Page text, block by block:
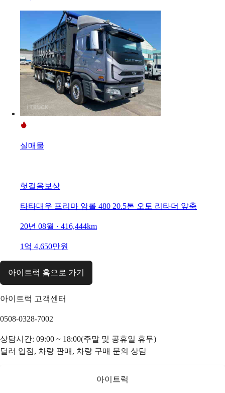
실매물
헛걸음보상
타타대우 프리마 암롤 480 20.5톤 오토 리타더 앞축
20년 08월 · 416,444km
1억 4,650만원
아이트럭 홈으로 가기
아이트럭 고객센터
0508-0328-7002
상담시간: 09:00 ~ 18:00(주말 및 공휴일 휴무)
딜러 입점, 차량 판매, 차량 구매 문의 상담
아이트럭